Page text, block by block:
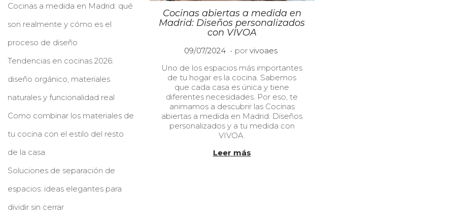
Cocinas abiertas a medida en
Madrid: Diseños personalizados
con VIVOA
P
b
l
i
c
a
d
o
09/07/2024 2
/
1
0
/
2
0
2
4
. por vivoaes
Uno de los espacios más importantes
de tu hogar es la cocina. Sabemos
que cada casa es única y tiene
diferentes necesidades. Por eso, te
animamos a descubrir las Cocinas
abiertas a medida en Madrid: Diseños
personalizados y a tu medida con
VIVOA.
Leer más
Cocinas a medida en Madrid: qué
son realmente y cómo es el
proceso de diseño
Tendencias en cocinas 2026:
diseño orgánico, materiales
naturales y funcionalidad real
Como combinar los materiales de
tu cocina con el estilo del resto
de la casa
Soluciones de separación de
espacios: ideas elegantes para
dividir sin cerrar